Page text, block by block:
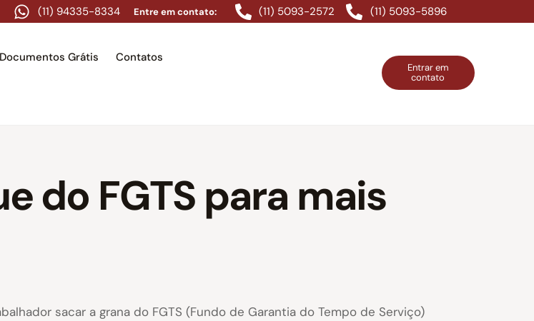
(11) 94335-8334 Entre em contato: (11) 5093-2572 (11) 5093-5896
Grátis Contatos
Entrar em
contato
do FGTS para mais
sacar a grana do FGTS (Fundo de Garantia do Tempo de Serviço)